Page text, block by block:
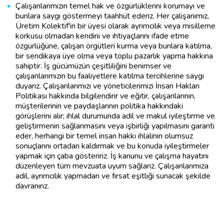
Çalışanlarımızın temel hak ve özgürlüklerini korumayı ve
bunlara saygı göstermeyi taahhüt ederiz. Her çalışanımız,
Üretim Kolektif'in bir üyesi olarak ayrımcılık veya misilleme
korkusu olmadan kendini ve ihtiyaçlarını ifade etme
özgürlüğüne, çalışan örgütleri kurma veya bunlara katılma,
bir sendikaya üye olma veya toplu pazarlık yapma hakkına
sahiptir. İş gücümüzün çeşitliliğini benimser ve
çalışanlarımızın bu faaliyetlere katılma tercihlerine saygı
duyarız. Çalışanlarımızı ve yöneticilerimizi İnsan Hakları
Politikası hakkında bilgilendirir ve eğitir, çalışanlarının,
müşterilerinin ve paydaşlarının politika hakkındaki
görüşlerini alır; ihlal durumunda adil ve makul iyileştirme ve
geliştirmenin sağlanmasını veya işbirliği yapılmasını garanti
eder, herhangi bir temel insan hakkı ihlalinin olumsuz
sonuçlarını ortadan kaldırmak ve bu konuda iyileştirmeler
yapmak için çaba gösteririz. İş kanunu ve çalışma hayatını
düzenleyen tüm mevzuata uyum sağlarız. Çalışanlarımıza
adil, ayrımcılık yapmadan ve fırsat eşitliği sunacak şekilde
davranırız.